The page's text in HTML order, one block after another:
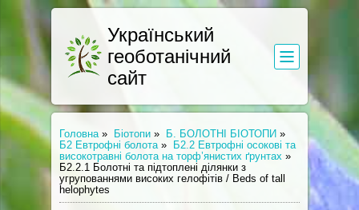
Український
геоботанічний
сайт
Головна » Біотопи » Б. БОЛОТНІ БІОТОПИ »
Б2 Евтрофні болота »
Б2.2 Евтрофні осокові та
високотравні болота на торф’янистих ґрунтах »
Б2.2.1 Болотні та підтоплені ділянки з
угрупованнями високих гелофітів / Beds of tall
helophytes